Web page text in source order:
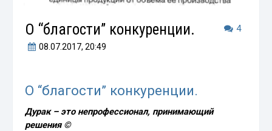
4
О “благости” конкуренции.
08.07.2017, 20:49
О “благости” конкуренции.
Дурак – это непрофессионал, принимающий
решения ©